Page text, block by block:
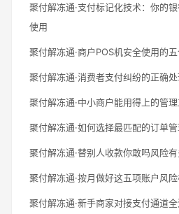
聚付解冻通·支付标记化技术：你的
使用
聚付解冻通·商户POS机安全使用的
聚付解冻通·消费者支付纠纷的正确
聚付解冻通·中小商户能用得上的管
聚付解冻通·如何选择最匹配的订单
聚付解冻通·替别人收款你敢吗风险
聚付解冻通·按月做好这五项账户风
聚付解冻通·新手商家对接支付通道